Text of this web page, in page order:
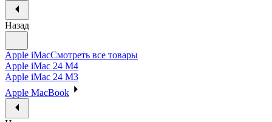
Назад
Apple iMacСмотреть все товары
Apple iMac 24 M4
Apple iMac 24 M3
Apple MacBook